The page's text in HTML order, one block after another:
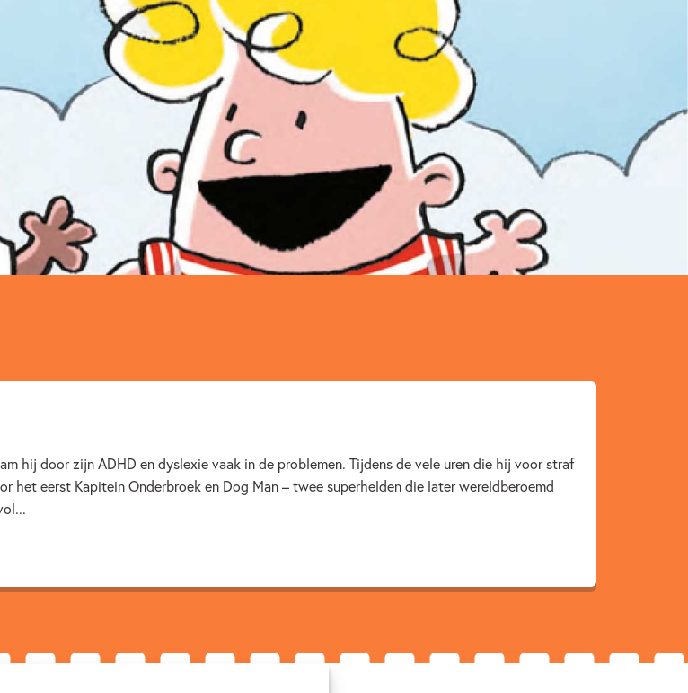
Vertaler:
Mariëlla Manfré
Prijs:
17,99
Aantal pagina's:
Uitgever:
De Fontein Jeugd
Verschijningsdatum: 21-01-2022
Kenmerken van dit boek
Actie & avontuur
Graphic novel/extra veel beeld
Humor
Op & rond school
hij door zijn ADHD en dyslexie vaak in de problemen. Tijdens de vele uren die hij voor straf
het eerst Kapitein Onderbroek en Dog Man – twee superhelden die later wereldberoemd